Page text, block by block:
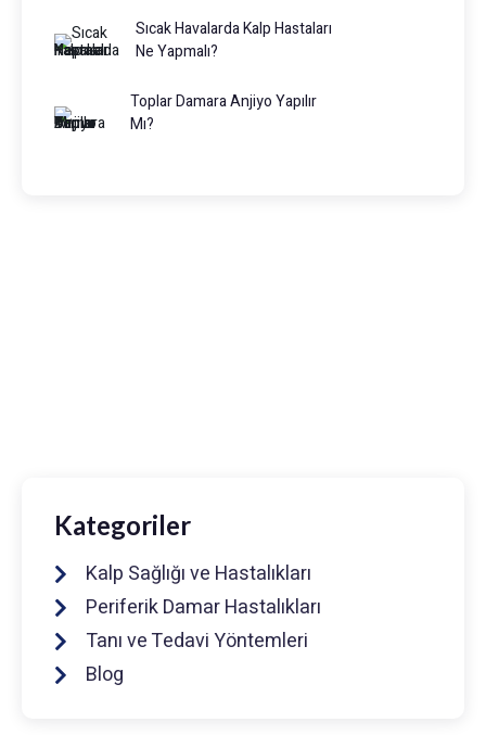
Sıcak Havalarda Kalp Hastaları
Ne Yapmalı?
Toplar Damara Anjiyo Yapılır
Mı?
Kategoriler
Kalp Sağlığı ve Hastalıkları
Periferik Damar Hastalıkları
Tanı ve Tedavi Yöntemleri
Blog